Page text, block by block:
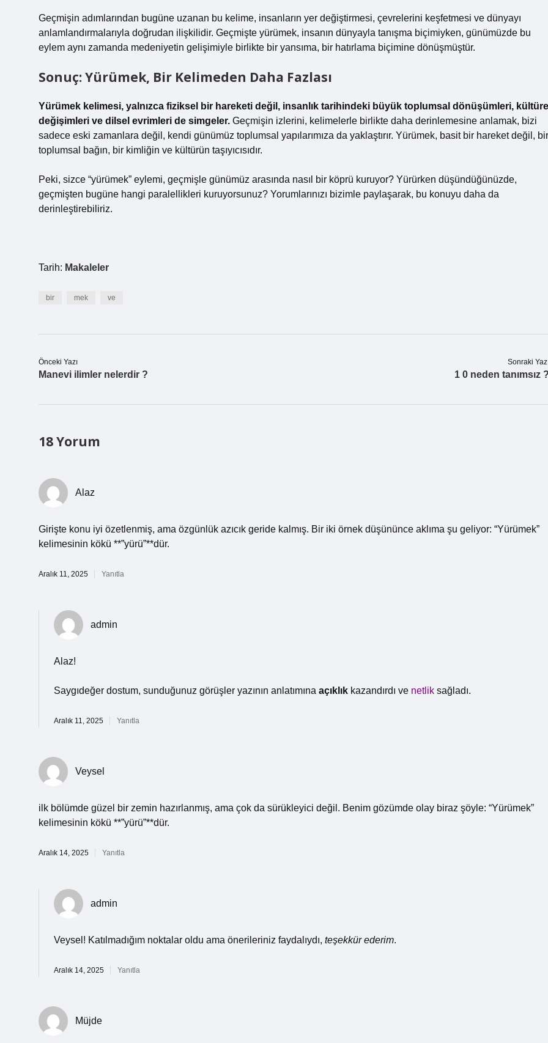
Geçmişin adımlarından bugüne uzanan bu kelime, insanların yer değiştirmesi, çevrelerini keşfetmesi ve dünyayı
anlamlandırmalarıyla doğrudan ilişkilidir. Geçmişte yürümek, insanın dünyayla tanışma biçimiyken, günümüzde bu
eylem aynı zamanda medeniyetin gelişimiyle birlikte bir yansıma, bir hatırlama biçimine dönüşmüştür.
Sonuç: Yürümek, Bir Kelimeden Daha Fazlası
Yürümek kelimesi, yalnızca fiziksel bir hareketi değil, insanlık tarihindeki büyük toplumsal dönüşümleri,
değişimleri ve dilsel evrimleri de simgeler. Geçmişin izlerini, kelimelerle birlikte daha derinlemesine anlamak, bizi
sadece eski zamanlara değil, kendi günümüz toplumsal yapılarımıza da yaklaştırır. Yürümek, basit bir hareket değil, bir
toplumsal bağın, bir kimliğin ve kültürün taşıyıcısıdır.
Peki, sizce “yürümek” eylemi, geçmişle günümüz arasında nasıl bir köprü kuruyor? Yürürken düşündüğünüzde,
geçmişten bugüne hangi paralellikleri kuruyorsunuz? Yorumlarınızı bizimle paylaşarak, bu konuyu daha da
derinleştirebiliriz.
Tarih: Makaleler
bir mek ve
Önceki Yazı
Manevi ilimler nelerdir ?
Sonraki
1 0 neden tanımsız
18 Yorum
Alaz
Girişte konu iyi özetlenmiş, ama özgünlük azıcık geride kalmış. Bir iki örnek düşününce aklıma şu geliyor: “Yürümek”
kelimesinin kökü **”yürü”**dür.
Aralık 11, 2025 Yanıtla
admin
Alaz!
Saygıdeğer dostum, sunduğunuz görüşler yazının anlatımına açıklık kazandırdı ve netlik sağladı.
Aralık 11, 2025 Yanıtla
Veysel
ilk bölümde güzel bir zemin hazırlanmış, ama çok da sürükleyici değil. Benim gözümde olay biraz şöyle: “Yürümek”
kelimesinin kökü **”yürü”**dür.
Aralık 14, 2025 Yanıtla
admin
Veysel! Katılmadığım noktalar oldu ama önerileriniz faydalıydı, teşekkür ederim.
Aralık 14, 2025 Yanıtla
Müjde